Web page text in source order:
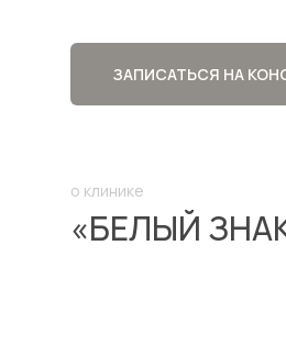
ЗАПИСАТЬСЯ НА
о клинике
«БЕЛЫЙ